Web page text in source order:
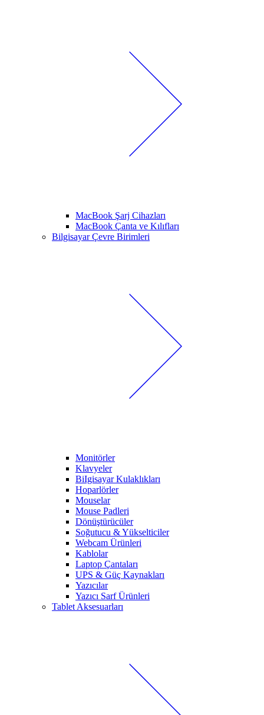
MacBook Şarj Cihazları
MacBook Çanta ve Kılıfları
Bilgisayar Çevre Birimleri
Monitörler
Klavyeler
BiIgisayar Kulaklıkları
Hoparlörler
Mouselar
Mouse Padleri
Dönüştürücüler
Soğutucu & Yükselticiler
Webcam Ürünleri
Kablolar
Laptop Çantaları
UPS & Güç Kaynakları
Yazıcılar
Yazıcı Sarf Ürünleri
Tablet Aksesuarları